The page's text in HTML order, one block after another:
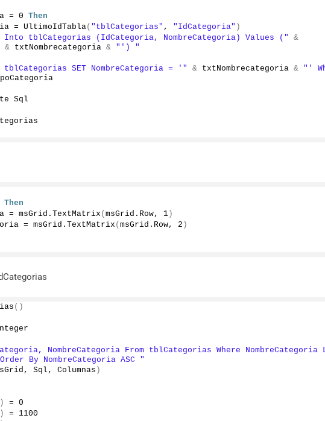
= 0 Then
=
UltimoIdTabla( "tblCategorias" , "IdCategoria" )
tblCategorias (IdCategoria, NombreCategoria) Values ("
&
& txtNombrecategoria & "') "
tblCategorias SET NombreCategoria = '" & txtNombrecategoria & "'
Sql
Then
= msGrid.
TextMatrix ( msGrid. Row, 1 )
= msGrid.
TextMatrix ( msGrid. Row, 2 )
()
NombreCategoria From tblCategorias Where NombreCategoria
By NombreCategoria ASC "
Sql, Columnas )
) = 0
) = 1100